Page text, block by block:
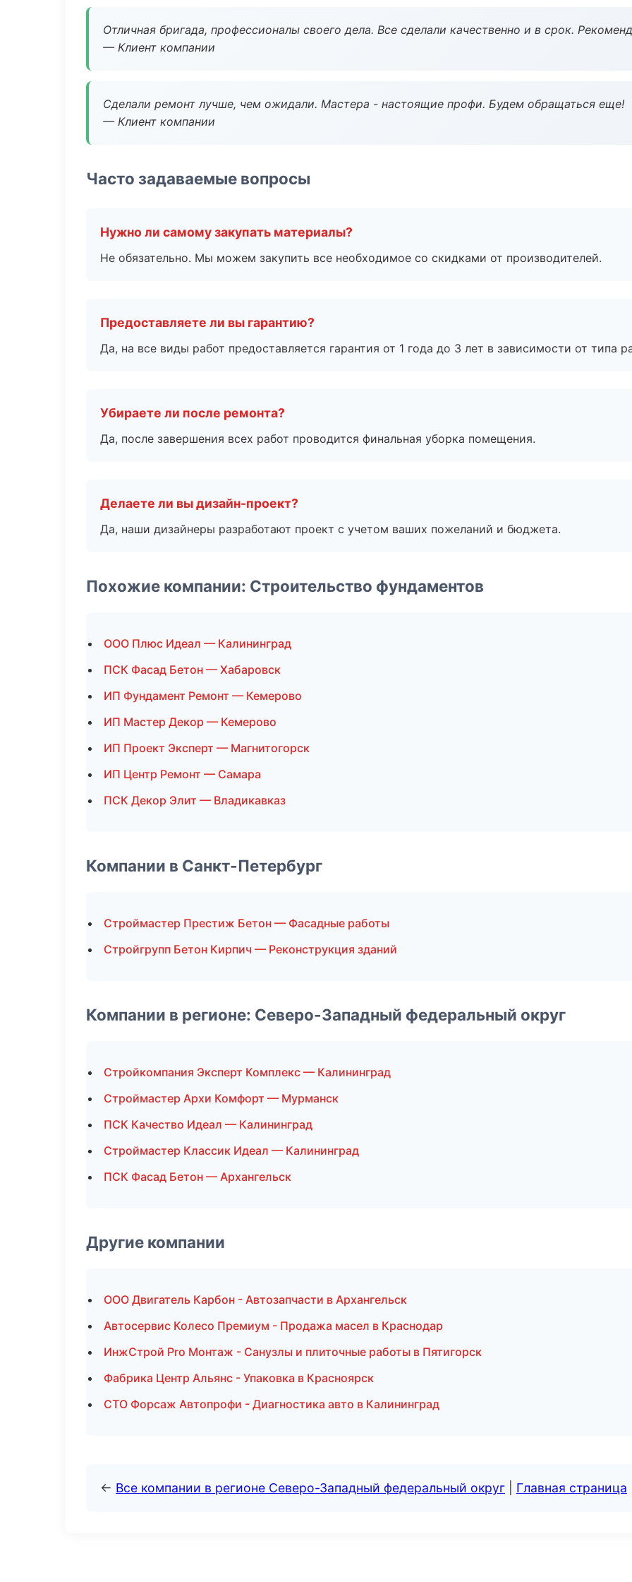
Отличная бригада, профессионалы своего дела. Все сделали качественно и в срок.
— Клиент компании
Сделали ремонт лучше, чем ожидали. Мастера - настоящие профи. Будем обращаться еще!
— Клиент компании
Часто задаваемые вопросы
Нужно ли самому закупать материалы?
Не обязательно. Мы можем закупить все необходимое со скидками от производителей.
Предоставляете ли вы гарантию?
Да, на все виды работ предоставляется гарантия от 1 года до 3 лет в зависимости от типа
Убираете ли после ремонта?
Да, после завершения всех работ проводится финальная уборка помещения.
Делаете ли вы дизайн-проект?
Да, наши дизайнеры разработают проект с учетом ваших пожеланий и бюджета.
Похожие компании: Строительство фундаментов
ООО Плюс Идеал — Калининград
ПСК Фасад Бетон — Хабаровск
ИП Фундамент Ремонт — Кемерово
ИП Мастер Декор — Кемерово
ИП Проект Эксперт — Магнитогорск
ИП Центр Ремонт — Самара
ПСК Декор Элит — Владикавказ
Компании в Санкт-Петербург
Строймастер Престиж Бетон — Фасадные работы
Стройгрупп Бетон Кирпич — Реконструкция зданий
Компании в регионе: Северо-Западный федеральный округ
Стройкомпания Эксперт Комплекс — Калининград
Строймастер Архи Комфорт — Мурманск
ПСК Качество Идеал — Калининград
Строймастер Классик Идеал — Калининград
ПСК Фасад Бетон — Архангельск
Другие компании
ООО Двигатель Карбон - Автозапчасти в Архангельск
Автосервис Колесо Премиум - Продажа масел в Краснодар
ИнжСтрой Pro Монтаж - Санузлы и плиточные работы в Пятигорск
Фабрика Центр Альянс - Упаковка в Красноярск
СТО Форсаж Автопрофи - Диагностика авто в Калининград
← Все компании в регионе Северо-Западный федеральный округ Главная страница